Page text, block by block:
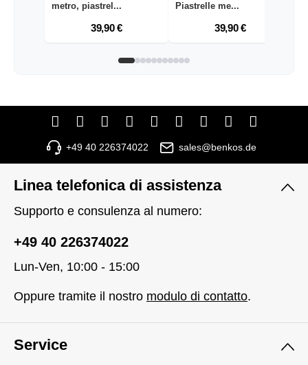
metro, piastrel...
39,90 €
Piastrelle me...
39,90 €
+49 40 226374022 sales@benkos.de
Linea telefonica di assistenza
Supporto e consulenza al numero:
+49 40 226374022
Lun-Ven, 10:00 - 15:00
Oppure tramite il nostro modulo di contatto.
Service